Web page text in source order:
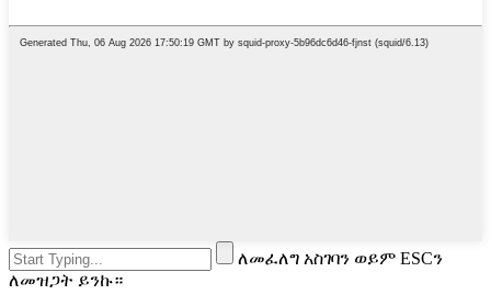
ለመፈለግ አስገባን ወይም ESCን
ለመዝጋት ይንኩ።